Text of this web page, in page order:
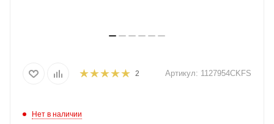
2 Артикул: 1127954CKFS
Нет в наличии